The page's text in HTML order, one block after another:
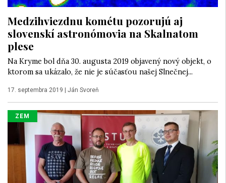
Medzihviezdnu kométu pozorujú aj
slovenskí astronómovia na Skalnatom
plese
Na Kryme bol dňa 30. augusta 2019 objavený nový objekt, o
ktorom sa ukázalo, že nie je súčasťou našej Slnečnej...
17. septembra 2019 | Ján Svoreň
ZEM